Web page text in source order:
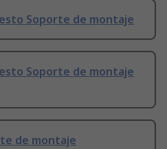
Soporte de montaje
Soporte de montaje
de montaje